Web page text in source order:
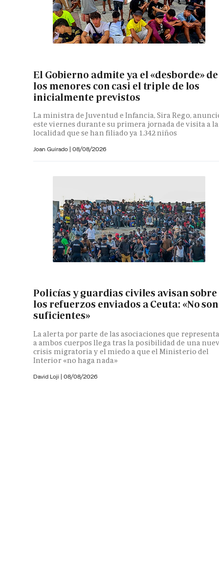
El Gobierno admite ya el «desborde» de
los menores con casi el triple de los
inicialmente previstos
La ministra de Juventud e Infancia, Sira Rego,
este viernes durante su primera jornada de visita a la
localidad que se han filiado ya 1.342 niños
Joan Guirado | 08/08/2026
Policías y guardias civiles avisan sobre
los refuerzos enviados a Ceuta: «No son
suficientes»
La alerta por parte de las asociaciones que
a ambos cuerpos llega tras la posibilidad de una
crisis migratoria y el miedo a que el Ministerio del
Interior «no haga nada»
David Loji | 08/08/2026